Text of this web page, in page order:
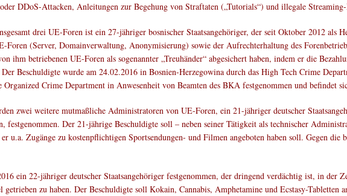
DDoS-Attacken, Anleitungen zur Begehung von Straftaten („Tutorials“) und illegale
drei UE-Foren ist ein 27-jähriger bosnischer Staatsangehöriger, der seit Oktober 2012 als
(Server, Domainverwaltung, Anonymisierung) sowie der Aufrechterhaltung des
ihm betriebenen UE-Foren als sogenannter „Treuhänder“ abgesichert haben, indem er die
Beschuldigte wurde am 24.02.2016 in Bosnien-Herzegowina durch das High Tech Crime
Crime Department in Anwesenheit von Beamten des BKA festgenommen und befindet
zwei weitere mutmaßliche Administratoren von UE-Foren, ein 21-jähriger deutscher
festgenommen. Der 21-jährige Beschuldigte soll – neben seiner Tätigkeit als technischer
u.a. Zugänge zu kostenpflichtigen Sportsendungen- und Filmen angeboten haben soll. Gegen die
ein 22-jähriger deutscher Staatsangehöriger festgenommen, der dringend verdächtig ist, in
zu haben. Der Beschuldigte soll Kokain, Cannabis, Amphetamine und Ecstasy-Tabletten